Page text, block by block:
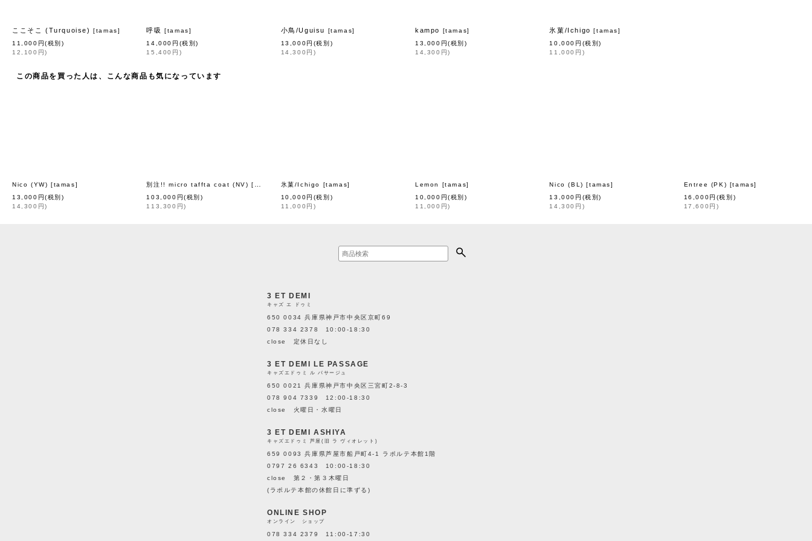
ここそこ (Turquoise) [tamas]
11,000 円(税別)
12,100 円)
呼吸 [tamas]
14,000 円 (税別)
15,400 円 )
小鳥/Uguisu [tamas]
13,000円 (税別)
14,300 円 )
kampo [tamas]
13,000 円(税別)
14,300 円)
氷菓/Ichigo [tamas]
10,000 円 (税別)
11,000 円 )
この商品を買った人は、こんな商品も気になっています
Nico (YW) [tamas]
13,000 円(税別)
14,300 円)
別注!! micro taffta coat (NV) [ leur logette]
103,000 円(税別)
113,300 円)
氷菓/Ichigo [tamas]
10,000円 (税別)
11,000 円 )
Lemon [tamas]
10,000 円(税別)
11,000 円)
Nico (BL) [tamas]
13,000 円 (税別)
14,300 円 )
Entree (PK) [tamas]
16,000円 (税別)
17,600 円 )
3 ET DEMI
キャズ エ ドゥミ
650 0034 兵庫県神戸市中央区京町69
078 334 2378 10:00-18:30
close 定休日なし
3 ET DEMI LE PASSAGE
キャズエドゥミ ル パサージュ
650 0021 兵庫県神戸市中央区三宮町2-8-3
078 904 7339 12:00-18:30
close 火曜日・水曜日
3 ET DEMI ASHIYA
キャズエドゥミ 芦屋(旧 ラ ヴィオレット)
659 0093 兵庫県芦屋市船戸町4-1 ラポルテ本館1階
0797 26 6343 10:00-18:30
close 第２・第３木曜日
(ラポルテ本館の休館日に準ずる)
ONLINE SHOP
オンライン ショップ
078 334 2379 11:00-17:30